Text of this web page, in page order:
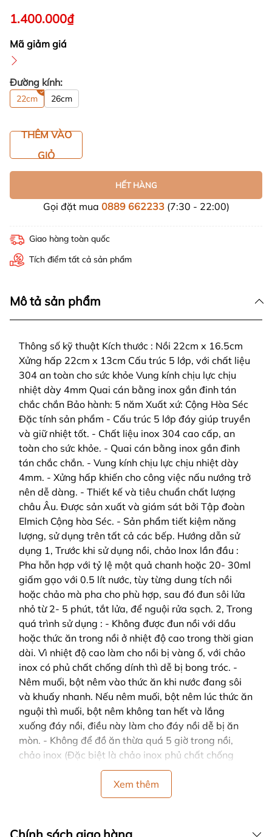
1.400.000₫
Mã giảm giá
Đường kính:
22cm 26cm
THÊM VÀO
GIỎ
HẾT HÀNG
Gọi đặt mua 0889 662233(7:30 - 22:00)
Giao hàng toàn quốc
Tích điểm tất cả sản phẩm
Mô tả sản phẩm
Thông số kỹ thuật Kích thước : Nồi 22cm x 16.5cm
Xửng hấp 22cm x 13cm Cấu trúc 5 lớp, với chất liệu
304 an toàn cho sức khỏe Vung kính chịu lực chịu
nhiệt dày 4mm Quai cán bằng inox gắn đinh tán
chắc chắn Bảo hành: 5 năm Xuất xứ: Cộng Hòa Séc
Đặc tính sản phẩm - Cấu trúc 5 lớp đáy giúp truyền
và giữ nhiệt tốt. - Chất liệu inox 304 cao cấp, an
toàn cho sức khỏe. - Quai cán bằng inox gắn đinh
tán chắc chắn. - Vung kính chịu lực chịu nhiệt dày
4mm. - Xửng hấp khiến cho công việc nấu nướng trở
nên dễ dàng. - Thiết kế và tiêu chuẩn chất lượng
châu Âu. Được sản xuất và giám sát bởi Tập đoàn
Elmich Cộng hòa Séc. - Sản phẩm tiết kiệm năng
lượng, sử dụng trên tất cả các bếp. Hướng dẫn sử
dụng 1, Trước khi sử dụng nồi, chảo Inox lần đầu :
Pha hỗn hợp với tỷ lệ một quả chanh hoặc 20- 30ml
giấm gạo với 0.5 lít nước, tùy từng dung tích nồi
hoặc chảo mà pha cho phù hợp, sau đó đun sôi lửa
nhỏ từ 2- 5 phút, tắt lửa, để nguội rửa sạch. 2, Trong
quá trình sử dụng : - Không được đun nồi với dầu
hoặc thức ăn trong nồi ở nhiệt độ cao trong thời gian
dài. Vì nhiệt độ cao làm cho nồi bị vàng ố, với chảo
inox có phủ chất chống dính thì dễ bị bong tróc. -
Nêm muối, bột nêm vào thức ăn khi nước đang sôi
và khuấy nhanh. Nếu nêm muối, bột nêm lúc thức ăn
nguội thì muối, bột nêm không tan hết và lắng
xuống đáy nồi, điều này làm cho đáy nồi dễ bị ăn
mòn. - Không để đồ ăn thừa quá 5 giờ trong nồi,
chảo inox (Đặc biệt là chảo inox phủ chất chống
dính). - Không sử dụng nồi inox trong lò vi sóng
(Tránh hiện tượng lò vi sóng hở điện gây mất an
toàn). - Không nên để lửa to khi đồ ăn đã sôi, đối với
tính chất giữ nhiệt tốt. - Không đổ nước lạnh vào nồi
Xem thêm